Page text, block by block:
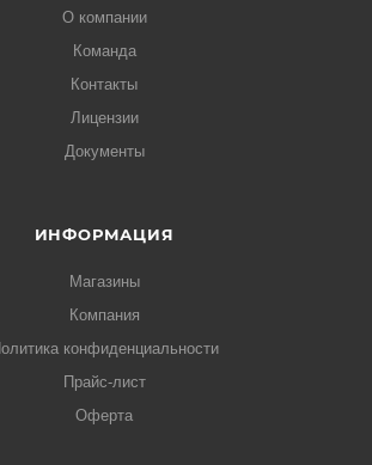
О компании
Команда
Контакты
Лицензии
Документы
ИНФОРМАЦИЯ
Магазины
Компания
конфиденциальности
Прайс-лист
Оферта